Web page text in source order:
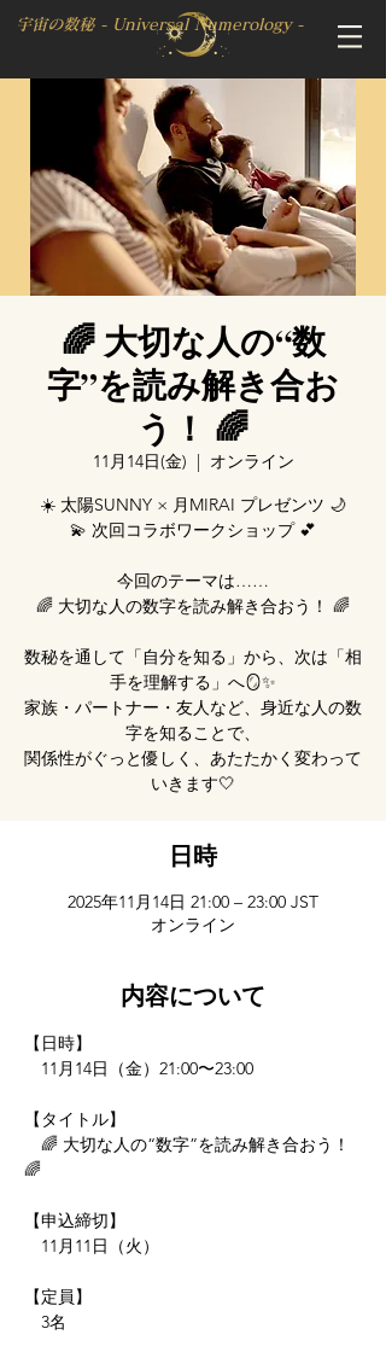
宇宙の数秘 - Universal Numerology -
🌈 大切な人の“数
字”を読み解き合お
う！ 🌈
11月14日(金)
  |
オンライン
☀️ 太陽SUNNY × 月MIRAI プレゼンツ 🌙
💫 次回コラボワークショップ 💕
今回のテーマは……
🌈 大切な人の数字を読み解き合おう！ 🌈
数秘を通して「自分を知る」から、次は「相
手を理解する」へ🪞✨
家族・パートナー・友人など、身近な人の数
字を知ることで、
関係性がぐっと優しく、あたたかく変わって
いきます🤍
日時
2025年11月14日 21:00 – 23:00 JST
オンライン
内容について
【日時】
11月14日（金）21:00〜23:00
【タイトル】
🌈 大切な人の“数字”を読み解き合おう！
🌈
【申込締切】
11月11日（火）
【定員】
3名